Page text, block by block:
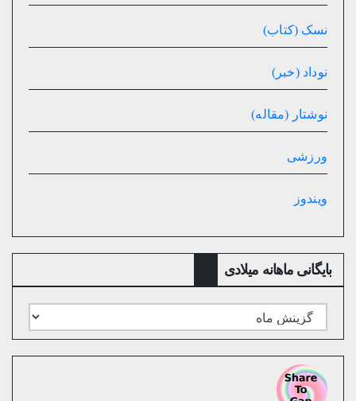
نسک (کتاب)
نوداد (خبر)
نوشتار (مقاله)
ورزشی
ویندوز
بایگانی ماهانه میلادی
بایگانی
ماهانه
میلادی